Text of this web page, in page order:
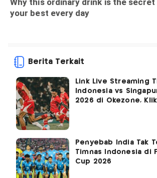
Berita Terkait
Link Live Streaming
Indonesia vs
2026 di Okezone,
Penyebab India Tak
Timnas Indonesia di
Cup 2026